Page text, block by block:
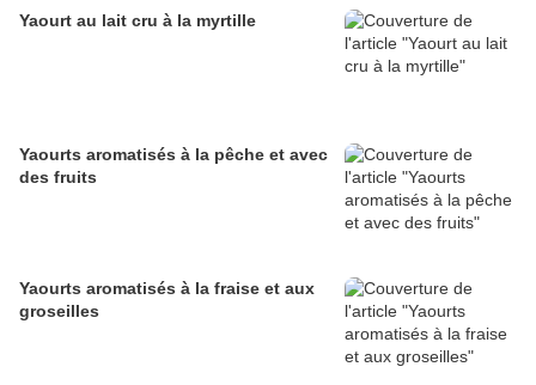
Yaourt au lait cru à la myrtille
Yaourts aromatisés à la pêche et avec
des fruits
Yaourts aromatisés à la fraise et aux
groseilles